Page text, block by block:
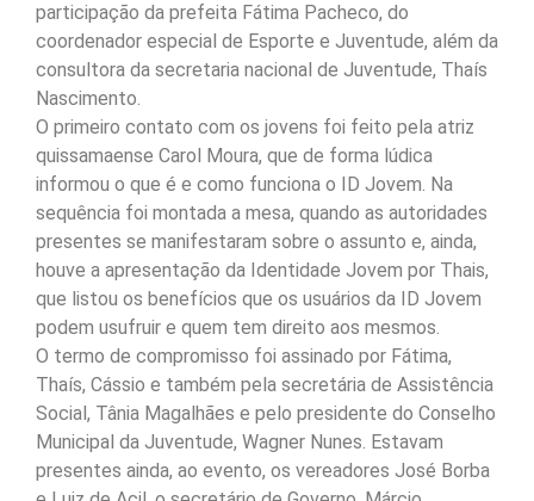
participação da prefeita Fátima Pacheco, do
coordenador especial de Esporte e Juventude, além da
consultora da secretaria nacional de Juventude, Thaís
Nascimento.
O primeiro contato com os jovens foi feito pela atriz
quissamaense Carol Moura, que de forma lúdica
informou o que é e como funciona o ID Jovem. Na
sequência foi montada a mesa, quando as autoridades
presentes se manifestaram sobre o assunto e, ainda,
houve a apresentação da Identidade Jovem por Thais,
que listou os benefícios que os usuários da ID Jovem
podem usufruir e quem tem direito aos mesmos.
O termo de compromisso foi assinado por Fátima,
Thaís, Cássio e também pela secretária de Assistência
Social, Tânia Magalhães e pelo presidente do Conselho
Municipal da Juventude, Wagner Nunes. Estavam
presentes ainda, ao evento, os vereadores José Borba